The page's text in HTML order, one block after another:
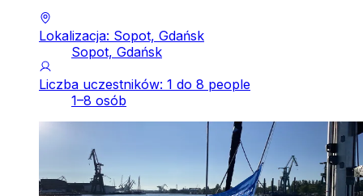
Lokalizacja: Sopot, Gdańsk
Sopot, Gdańsk
Liczba uczestników: 1 do 8 people
1–8 osób